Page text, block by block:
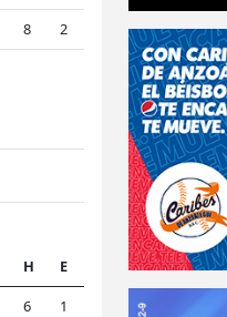
8
2
H
E
6
1